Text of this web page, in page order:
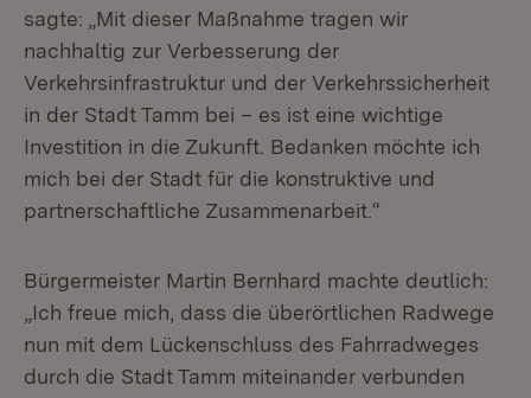
sagte: „Mit dieser Maßnahme tragen wir
nachhaltig zur Verbesserung der
Verkehrsinfrastruktur und der Verkehrssicherheit
in der Stadt Tamm bei – es ist eine wichtige
Investition in die Zukunft. Bedanken möchte ich
mich bei der Stadt für die konstruktive und
partnerschaftliche Zusammenarbeit.“
Bürgermeister Martin Bernhard machte deutlich:
„Ich freue mich, dass die überörtlichen Radwege
nun mit dem Lückenschluss des Fahrradweges
durch die Stadt Tamm miteinander verbunden